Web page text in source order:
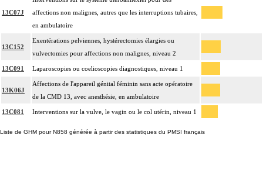
13C07J
affections non malignes, autres que les interruptions tubaires,
en ambulatoire
13C152
Exentérations pelviennes, hystérectomies élargies ou
vulvectomies pour affections non malignes, niveau 2
13C091 Laparoscopies ou coelioscopies diagnostiques, niveau 1
13K06J
Affections de l'appareil génital féminin sans acte opératoire
de la CMD 13, avec anesthésie, en ambulatoire
13C081 Interventions sur la vulve, le vagin ou le col utérin, niveau 1
Liste de GHM pour N858 générée à partir des statistiques du PMSI français